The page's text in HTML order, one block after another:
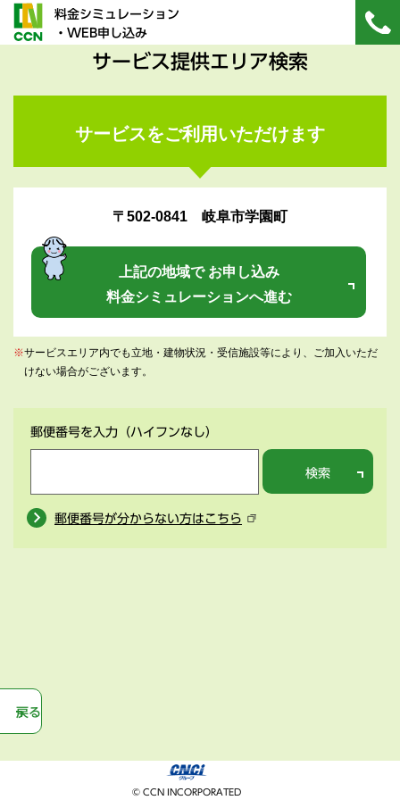
料金シミュレーション
・WEB申し込み
サービス提供エリア検索
サービスをご利用いただけます
〒502-0841 岐阜市学園町
上記の地域で お申し込み
料金シミュレーションへ進む
※サービスエリア内でも立地・建物状況・受信施設等により、ご加入いただ
けない場合がございます。
郵便番号を入力 （ハイフンなし）
検索
郵便番号が分からない方はこちら
戻る
© CCN INCORPORATED